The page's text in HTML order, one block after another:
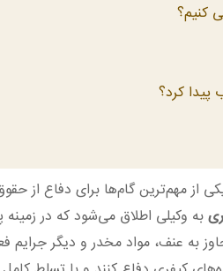
کنیم؟
کرد؟
از مهم‌ترین گام‌ها برای دفاع از
به وکیلی اطلاق می‌شود که در زمینه
به عنف، مواد مخدر و دیگر جرایم